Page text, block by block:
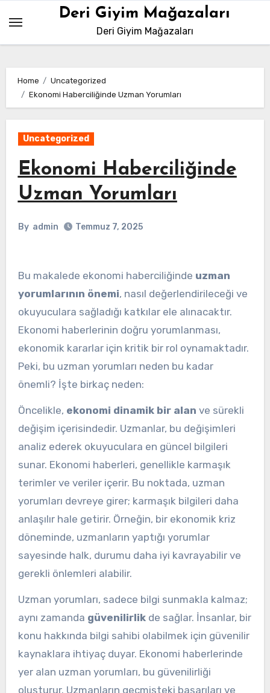
content
Deri Giyim Mağazaları
Deri Giyim Mağazaları
Home
Uncategorized
Ekonomi Haberciliğinde Uzman Yorumları
Uncategorized
Ekonomi Haberciliğinde
Uzman Yorumları
By admin Temmuz 7, 2025
Bu makalede ekonomi haberciliğinde uzman
yorumlarının önemi, nasıl değerlendirileceği ve
okuyuculara sağladığı katkılar ele alınacaktır.
Ekonomi haberlerinin doğru yorumlanması,
ekonomik kararlar için kritik bir rol oynamaktadır.
Peki, bu uzman yorumları neden bu kadar
önemli? İşte birkaç neden:
Öncelikle, ekonomi dinamik bir alan ve sürekli
değişim içerisindedir. Uzmanlar, bu değişimleri
analiz ederek okuyuculara en güncel bilgileri
sunar. Ekonomi haberleri, genellikle karmaşık
terimler ve veriler içerir. Bu noktada, uzman
yorumları devreye girer; karmaşık bilgileri daha
anlaşılır hale getirir. Örneğin, bir ekonomik kriz
döneminde, uzmanların yaptığı yorumlar
sayesinde halk, durumu daha iyi kavrayabilir ve
gerekli önlemleri alabilir.
Uzman yorumları, sadece bilgi sunmakla kalmaz;
aynı zamanda güvenilirlikde sağlar. İnsanlar, bir
konu hakkında bilgi sahibi olabilmek için güvenilir
kaynaklara ihtiyaç duyar. Ekonomi haberlerinde
yer alan uzman yorumları, bu güvenilirliği
oluşturur. Uzmanların geçmişteki başarıları ve